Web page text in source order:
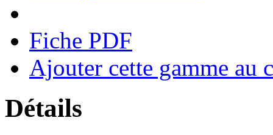
Fiche PDF
Ajouter cette gamme au
Détails